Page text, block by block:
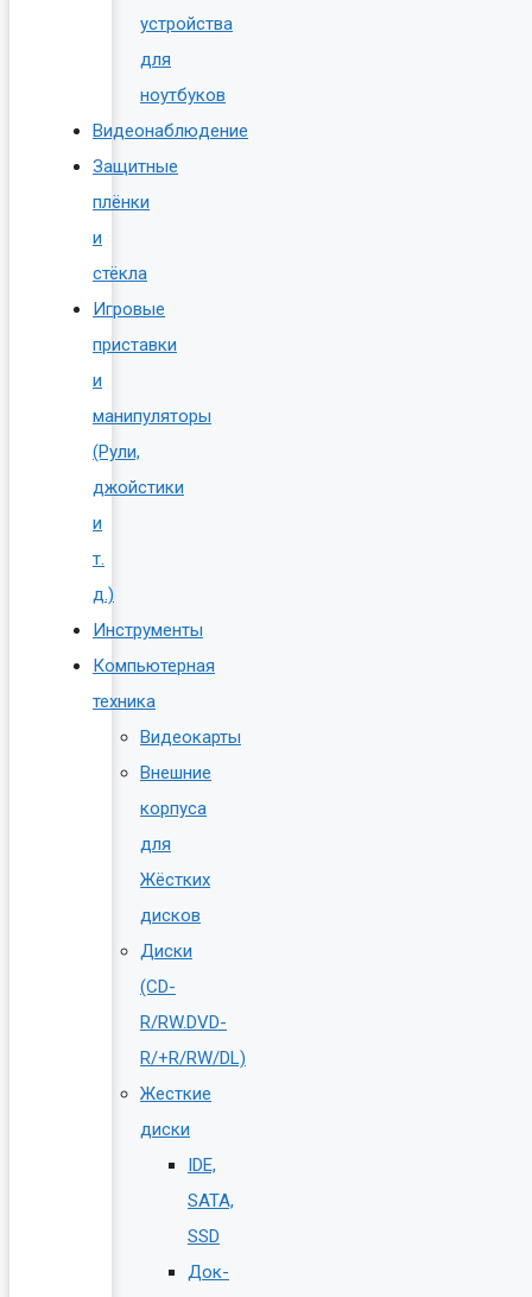
устройства
для
ноутбуков
Видеонаблюдение
Защитные
плёнки
и
стёкла
Игровые
приставки
и
манипуляторы
(Рули,
джойстики
и
т.
д.)
Инструменты
Компьютерная
техника
Видеокарты
Внешние
корпуса
для
Жёстких
дисков
Диски
(CD-
R/RW.DVD-
R/+R/RW/DL)
Жесткие
диски
IDE,
SATA,
SSD
Док-